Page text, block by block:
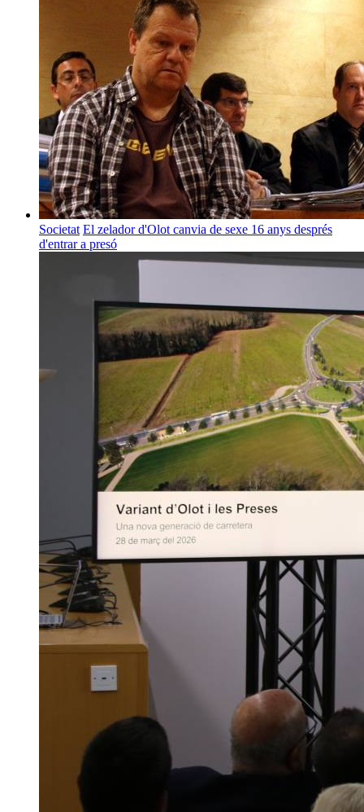
Societat El zelador d'Olot canvia de sexe 16 anys després
d'entrar a presó